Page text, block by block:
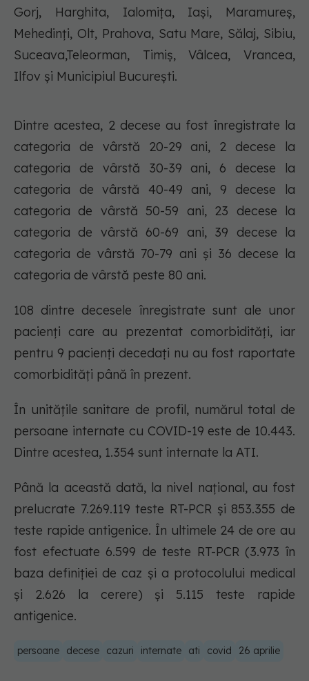
Gorj, Harghita, Ialomița, Iași, Maramureș,
Mehedinți, Olt, Prahova, Satu Mare, Sălaj, Sibiu,
Suceava,Teleorman, Timiș, Vâlcea, Vrancea,
Ilfov și Municipiul București.
Dintre acestea, 2 decese au fost înregistrate la
categoria de vârstă 20-29 ani, 2 decese la
categoria de vârstă 30-39 ani, 6 decese la
categoria de vârstă 40-49 ani, 9 decese la
categoria de vârstă 50-59 ani, 23 decese la
categoria de vârstă 60-69 ani, 39 decese la
categoria de vârstă 70-79 ani și 36 decese la
categoria de vârstă peste 80 ani.
108 dintre decesele înregistrate sunt ale unor
pacienți care au prezentat comorbidități, iar
pentru 9 pacienți decedați nu au fost raportate
comorbidități până în prezent.
În unitățile sanitare de profil, numărul total de
persoane internate cu COVID-19 este de 10.443.
Dintre acestea, 1.354 sunt internate la ATI.
Până la această dată, la nivel național, au fost
prelucrate 7.269.119 teste RT-PCR și 853.355 de
teste rapide antigenice. În ultimele 24 de ore au
fost efectuate 6.599 de teste RT-PCR (3.973 în
baza definiției de caz și a protocolului medical
și 2.626 la cerere) și 5.115 teste rapide
antigenice.
persoane decese cazuri internate ati covid 26 aprilie